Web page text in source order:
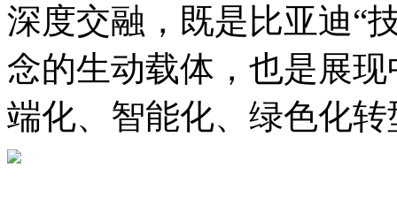
深度交融，既是比亚迪“
念的生动载体，也是展
端化、智能化、绿色化